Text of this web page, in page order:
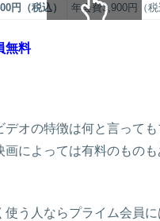
円（税込） 年会費3,900円（
無料
デオの特徴は何と言って
画によっては有料のもの
使う人ならプライム会員